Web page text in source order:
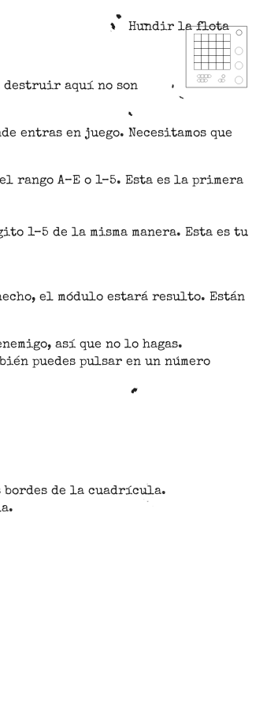
Hundir la flota
destruir aquí no son
entras en juego. Necesitamos que
rango A–E o 1–5. Esta es la primera
1–5 de la misma manera. Esta es tu
el módulo estará resulto. Están
así que no lo hagas.
puedes pulsar en un número
bordes de la cuadrícula.